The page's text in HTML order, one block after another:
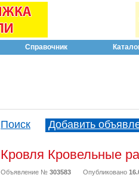
Справочник
Поиск Добавить
Кровля Кровельные
Объявление № 303583 Опубликовано